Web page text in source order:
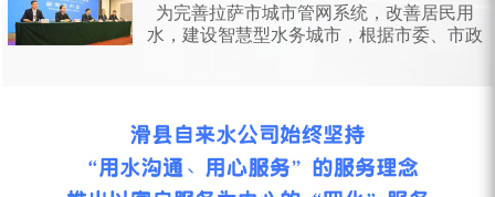
为完善拉萨市城市管网系统，改善居民用
水，建设智慧型水务城市，根据市委、市政